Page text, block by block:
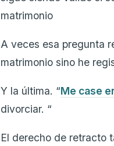
matrimonio
A veces esa pregunta
matrimonio sino he
Y la última. “Me case
divorciar. “
El derecho de retracto